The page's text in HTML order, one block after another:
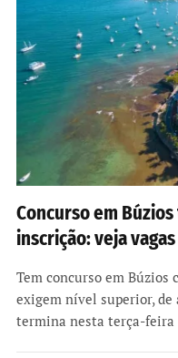
Concurso em
inscrição: veja
Tem concurso em Búzios
exigem nível superior, de
termina nesta terça-feira